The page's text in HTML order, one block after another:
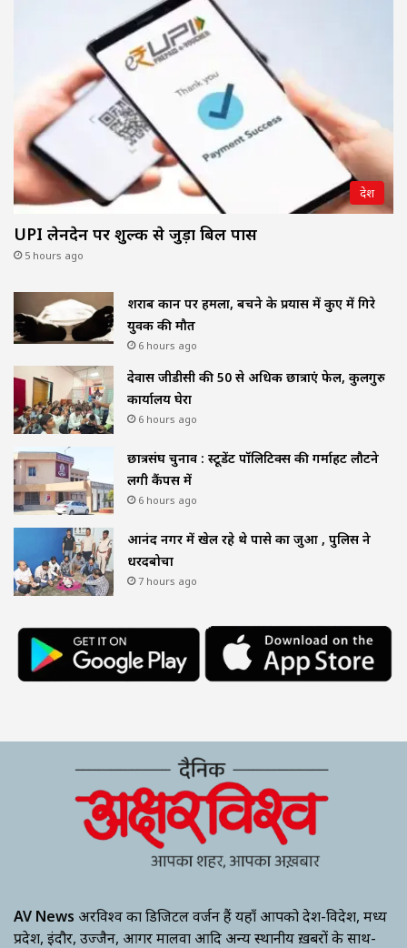
देश
UPI लेनदेन पर शुल्क से जुड़ा बिल पास
5 hours ago
शराब दुकान पर हमला, बचने के प्रयास में कुए में गिरे
युवक की मौत
6 hours ago
देवास जीडीसी की 50 से अधिक छात्राएं फेल, कुलगुरु
कार्यालय घेरा
6 hours ago
छात्रसंघ चुनाव : स्टूडेंट पॉलिटिक्स की गर्माहट लौटने
लगी कैंपस में
6 hours ago
आनंद नगर में खेल रहे थे पासे का जुआ , पुलिस ने
धरदबोचा
7 hours ago
AV News अक्षरविश्व का डिजिटल वर्जन हैं यहाँ आपको देश-विदेश, मध्य
प्रदेश, इंदौर, उज्जैन, आगर मालवा आदि अन्य स्थानीय ख़बरों के साथ-